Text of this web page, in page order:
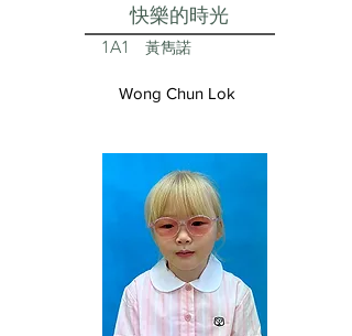
快樂的時光
1A1 黃雋諾
Wong Chun Lok